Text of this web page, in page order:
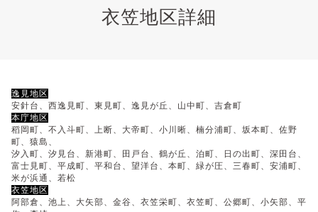
衣笠地区詳細
逸見地区
安針台、西逸見町、東見町、逸見が丘、山中町、吉倉町
本庁地区
稻岡町、不入斗町、上断、大帝町、小川晰、楠分浦町、坂本町、佐野
町、猿島、
汐入町、汐見台、新港町、田戸台、鶴が丘、泊町、日の出町、深田台、
富士見町、平成町、平和台、望洋台、本町、緑が圧、三春町、安浦町、
米が浜通、若松
衣笠地区
阿部倉、池上、大矢部、金谷、衣笠栄町、衣笠町、公郷町、小矢部、平